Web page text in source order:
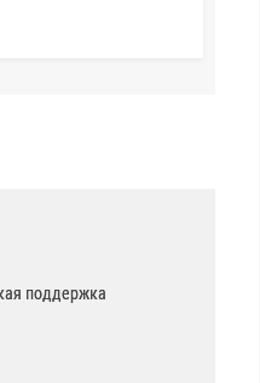
поддержка